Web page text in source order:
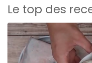
Cuisine pratique
L'actu cuisine
Le top des